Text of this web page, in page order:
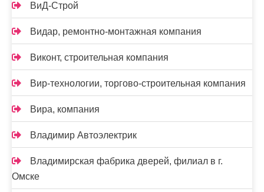
ВиД-Строй
Видар, ремонтно-монтажная компания
Виконт, строительная компания
Вир-технологии, торгово-строительная компания
Вира, компания
Владимир Автоэлектрик
Владимирская фабрика дверей, филиал в г.
Омске